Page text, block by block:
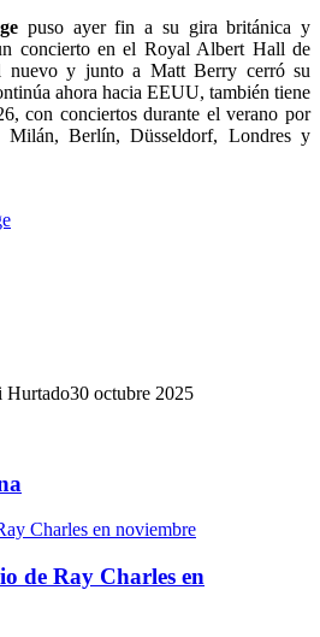
puso ayer fin a su gira británica y
concierto en el Royal Albert Hall de
nuevo y junto a Matt Berry cerró su
ahora hacia EEUU, también tiene
con conciertos durante el verano por
Milán, Berlín, Düsseldorf, Londres y
Hurtado30 octubre 2025
Charles en noviembre
de Ray Charles en